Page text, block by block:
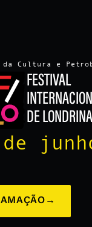
Cultura e
FESTIVAL
DE LONDRINA
→